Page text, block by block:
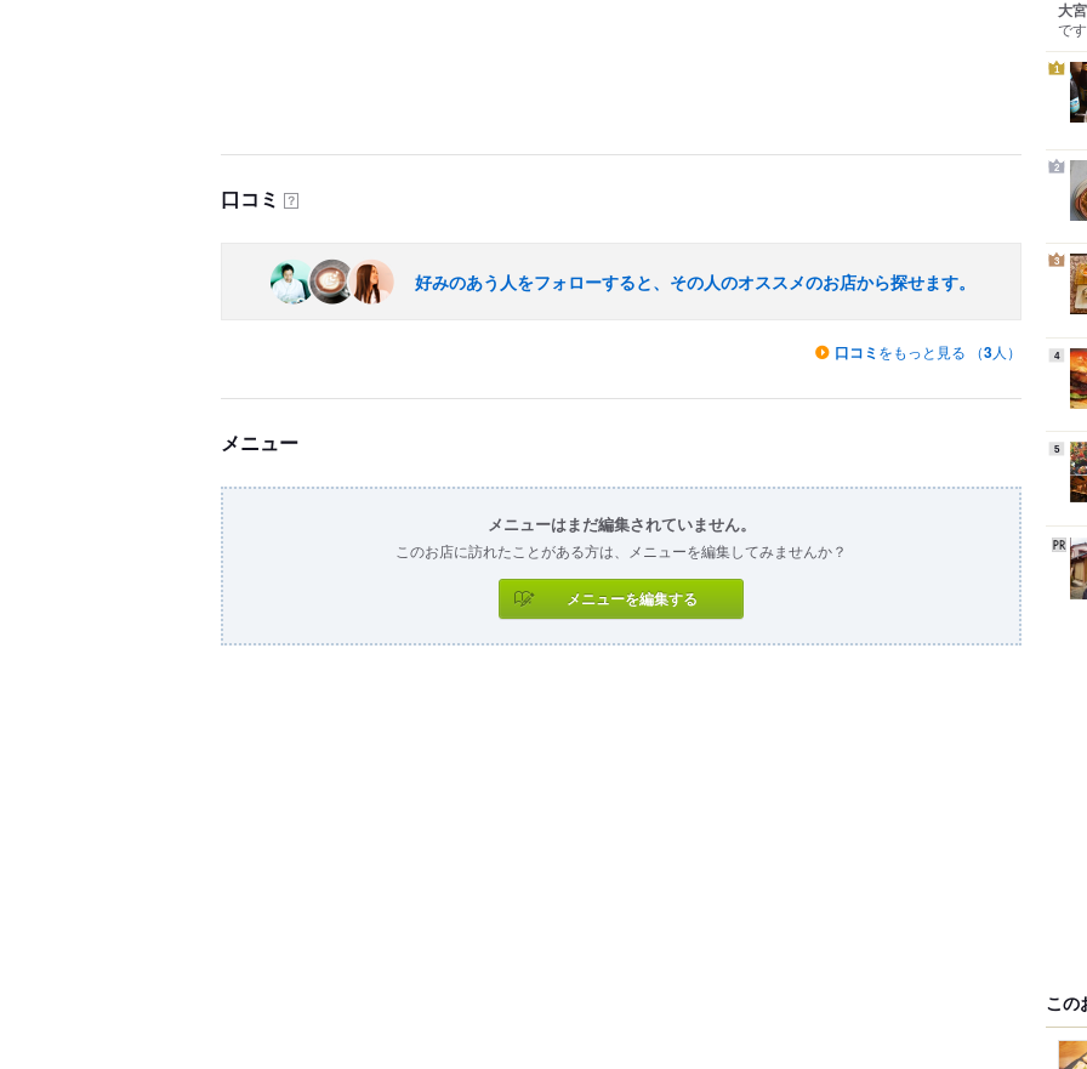
口コミ ？
好みのあう人をフォローすると、その人のオススメのお店から探せます。
口コミ をもっと見る （3人）
メニュー
メニューはまだ編集されていません。
このお店に訪れたことがある方は、メニューを編集してみませんか？
メニューを編集する
大
です
1
2
3
4
5
この